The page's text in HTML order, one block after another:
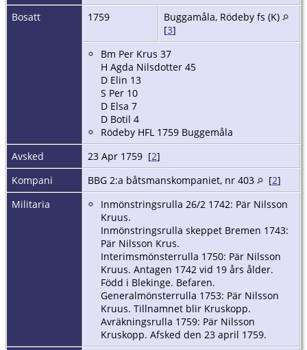
Bosatt
1759
Buggamåla, Rödeby fs (K)
[3]
Bm Per Krus 37
H Agda Nilsdotter 45
D Elin 13
S Per 10
D Elsa 7
D Botil 4
Rödeby HFL 1759 Buggemåla
Avsked
23 Apr 1759 [2]
Kompani
BBG 2:a båtsmanskompaniet, nr 403 [2]
Militaria
Inmönstringsrulla 26/2 1742: Pär Nilsson
Kruus.
Inmönstringsrulla skeppet Bremen 1743:
Pär Nilsson Krus.
Interimsmönsterrulla 1750: Pär Nilsson
Kruus. Antagen 1742 vid 19 års ålder.
Född i Blekinge. Befaren.
Generalmönsterrulla 1753: Pär Nilsson
Kruus. Tillnamnet blir Kruskopp.
Avräkningsrulla 1759: Pär Nilsson
Kruskopp. Afsked den 23 april 1759.